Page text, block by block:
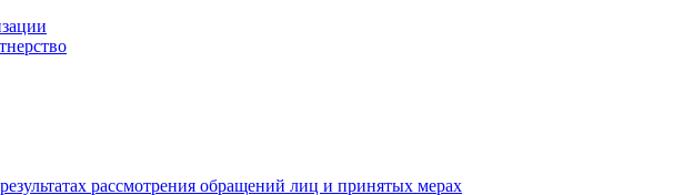
рассмотрения обращений лиц и принятых мерах